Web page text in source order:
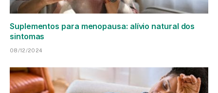
Suplementos para menopausa: alívio natural dos
sintomas
08/12/2024